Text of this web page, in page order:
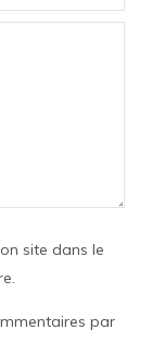
site dans le
par